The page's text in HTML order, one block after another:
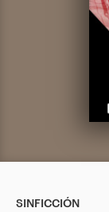
SINFICCIÓN